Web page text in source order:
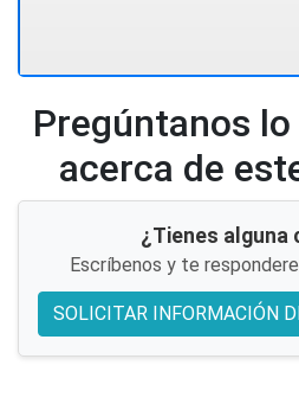
Pregúntanos
acerca de
¿Tienes alguna
Escríbenos y te
SOLICITAR INFORMACIÓN